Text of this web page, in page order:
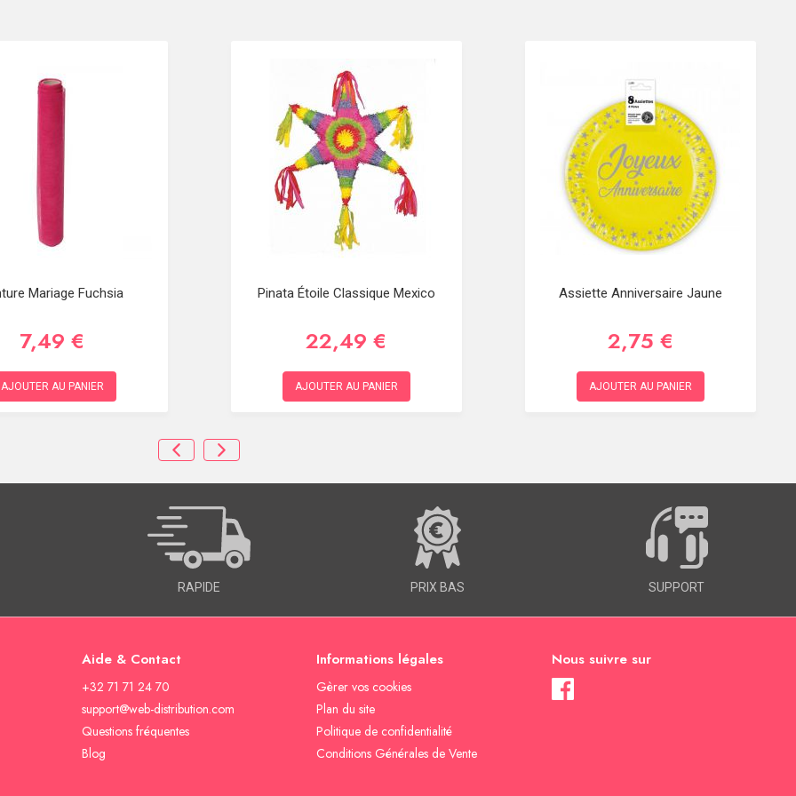
Mariage Fuchsia
7,49 €
AJOUTER AU PANIER
Pinata Étoile Classique Mexico
22,49 €
AJOUTER AU PANIER
Assiette Anniversaire Jaune
2,75 €
AJOUTER AU PANIER
RAPIDE PRIX BAS SUPPORT
Aide & Contact
+32 71 71 24 70
support@web-distribution.com
Questions fréquentes
Blog
Informations légales
Gèrer vos cookies
Plan du site
Politique de confidentialité
Conditions Générales de Vente
Nous suivre sur